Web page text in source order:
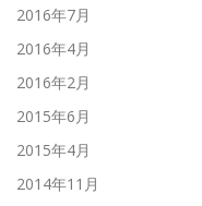
2016年7月
2016年4月
2016年2月
2015年6月
2015年4月
2014年11月